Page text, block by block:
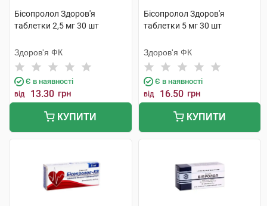
Бісопролол Здоров'я
таблетки 2,5 мг 30 шт
Здоров'я ФК
Є в наявності
від 13.30 грн
КУПИТИ
Бісопролол Здоров'я
таблетки 5 мг 30 шт
Здоров'я ФК
Є в наявності
від 16.50 грн
КУПИТИ